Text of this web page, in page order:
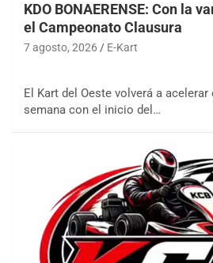
KDO BONAERENSE: Con la
el Campeonato Clausura
7 agosto, 2026 E-Kart
El Kart del Oeste volverá a
semana con el inicio del…